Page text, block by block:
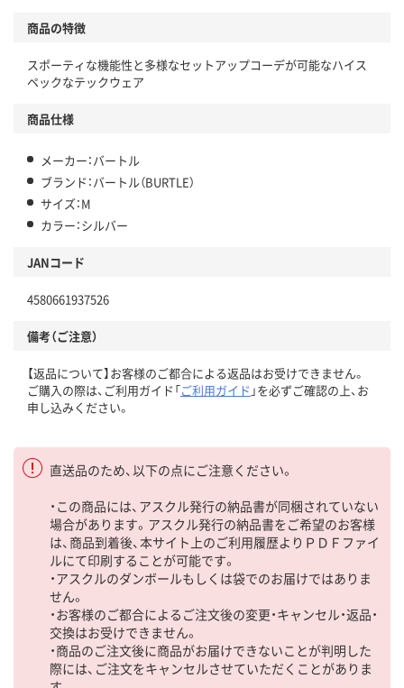
商品の特徴
スポーティな機能性と多様なセットアップコーデが可能なハイス
ペックなテックウェア
商品仕様
メーカー：バートル
ブランド：バートル（BURTLE）
サイズ：M
カラー：シルバー
JANコード
4580661937526
備考（ご注意）
【返品について】お客様のご都合による返品はお受けできません。
ご購入の際は、ご利用ガイド「ご利用ガイド 」を必ずご確認の上、お
申し込みください。
直送品のため、以下の点にご注意ください。
・この商品には、アスクル発行の納品書が同梱されていない
場合があります。アスクル発行の納品書をご希望のお客様
は、商品到着後、本サイト上のご利用履歴よりＰＤＦファイ
ルにて印刷することが可能です。
・アスクルのダンボールもしくは袋でのお届けではありま
せん。
・お客様のご都合によるご注文後の変更・キャンセル・返品・
交換はお受けできません。
・商品のご注文後に商品がお届けできないことが判明した
際には、ご注文をキャンセルさせていただくことがありま